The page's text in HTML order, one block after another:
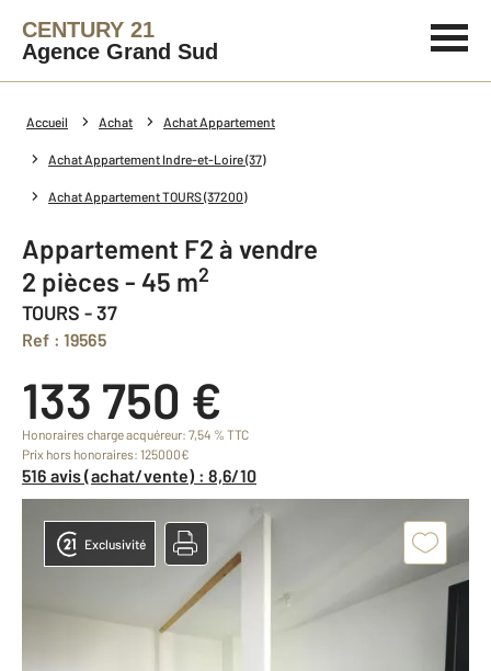
CENTURY 21
Agence Grand Sud
Accueil Achat Achat Appartement
Achat Appartement Indre-et-Loire (37)
Achat Appartement TOURS (37200)
Appartement F2 à vendre
2 pièces - 45 m2
TOURS - 37
Ref : 19565
133 750 €
Honoraires charge acquéreur: 7,54 % TTC
Prix hors honoraires: 125000€
516 avis (achat/vente) : 8,6/10
Exclusivité